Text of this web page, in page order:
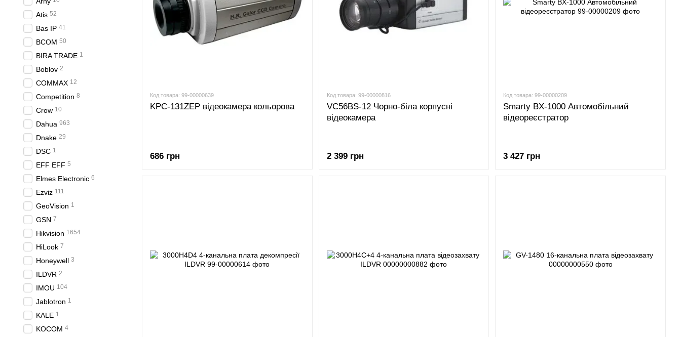
Код товара: 99-00000639
KPC-131ZEP відеокамера кольорова
686 грн
Код товара: 99-00000816
VC56BS-12 Чорно-біла корпусні
відеокамера
2 399 грн
Код товара: 99-00000209
Smarty BX-1000 Автомобільний
відеореєстратор
3 427 грн
Atis 52
Bas IP 41
BCOM 50
BIRA TRADE 1
Boblov 2
COMMAX 12
Competition 8
Crow 10
Dahua 963
Dnake 29
DSC 1
EFF EFF 5
Elmes Electronic 6
Ezviz 111
GeoVision 1
GSN 7
Hikvision 1654
HiLook 7
Honeywell 3
ILDVR 2
IMOU 104
Jablotron 1
KALE 1
KOCOM 4